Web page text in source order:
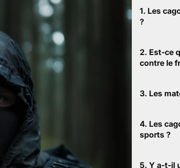
1. Les
?
2. Est-ce
contre le
3. Les
4. Les
sports ?
5. Y a-t-il